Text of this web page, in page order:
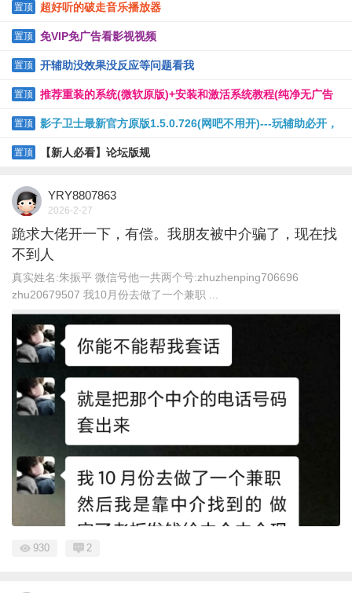
置顶 超好听的破走音乐播放器
置顶 免VIP免广告看影视视频
置顶 开辅助没效果没反应等问题看我
置顶 推荐重装的系统(微软原版)+安装和激活系统教程(纯净无广告
软件)
置顶 影子卫士最新官方原版1.5.0.726(网吧不用开)---玩辅助必开，
保护电脑
置顶 【新人必看】论坛版规
YRY8807863
2026-2-27
跪求大佬开一下，有偿。我朋友被中介骗了，现在找
不到人
真实姓名:朱振平 微信号他一共两个号:zhuzhenping706696
zhu20679507 我10月份去做了一个兼职 ...
930 2